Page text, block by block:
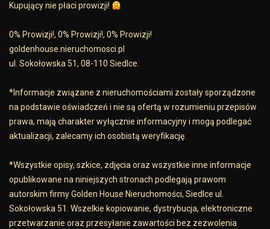
Kupujący nie płaci prowizji!
0% Prowizji!, 0% Prowizji!, 0% Prowizji!
goldenhouse.nieruchomosci.pl
ul. Sokołowska 51, 08-110 Siedlce.
*Informacje związane z nieruchomościami zostały sporządzone
na podstawie oświadczeń i nie są ofertą w rozumieniu przepisów
prawa, mają charakter wyłącznie informacyjny i mogą podlegać
aktualizacji, zalecamy ich osobistą weryfikację.
*Wszystkie opisy, szkice, zdjęcia oraz wszystkie inne informacje
opublikowane na niniejszych stronach podlegają prawom
autorskim firmy Golden House Nieruchomości, Siedlce ul.
Sokołowska 51. Wszelkie kopiowanie, dystrybucja, elektroniczne
przetwarzanie oraz przesyłanie zawartości bez zezwolenia